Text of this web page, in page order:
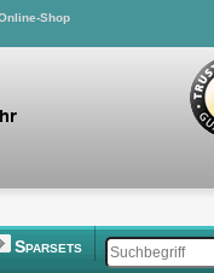
Shop
Sparsets